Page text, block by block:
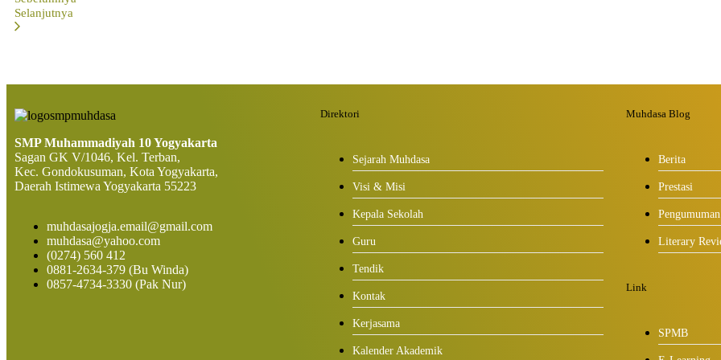
Selanjutnya
SMP Muhammadiyah 10 Yogyakarta
Sagan GK V/1046, Kel. Terban,
Kec. Gondokusuman, Kota Yogyakarta,
Daerah Istimewa Yogyakarta 55223
muhdasajogja.email@gmail.com
muhdasa@yahoo.com
(0274) 560 412
0881-2634-379 (Bu Winda)
0857-4734-3330 (Pak Nur)
Direktori
Sejarah Muhdasa
Visi & Misi
Kepala Sekolah
Guru
Tendik
Kontak
Kerjasama
Kalender Akademik
Muhdasa Blog
Berita
Prestasi
Pengumuman
Literary
Link
SPMB